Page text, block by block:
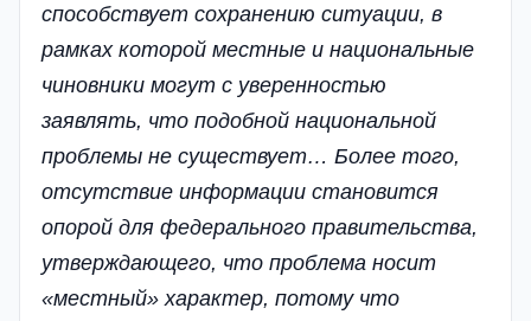
способствует сохранению ситуации, в
рамках которой местные и национальные
чиновники могут с уверенностью
заявлять, что подобной национальной
проблемы не существует… Более того,
отсутствие информации становится
опорой для федерального правительства,
утверждающего, что проблема носит
«местный» характер, потому что